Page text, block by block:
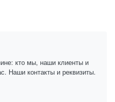
кто мы, наши клиенты и
Наши контакты и реквизиты.